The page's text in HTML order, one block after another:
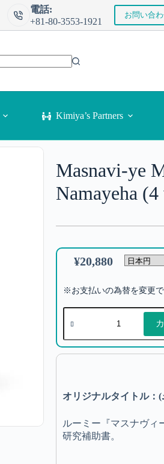
電話:
+81-80-3553-1921
お問い合
Kimiya’s Partners
Masnavi-ye
Namayeha
¥20,880
※お支払いの為替を変更
ルーミー『マスナヴィ
研究補助書。